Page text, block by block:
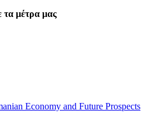
τα μέτρα μας
Economy and Future Prospects